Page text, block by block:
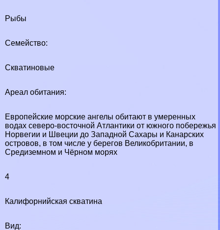
Рыбы
Семейство:
Скватиновые
Ареал обитания:
Европейские морские ангелы обитают в умеренных
водах северо-восточной Атлантики от южного побережья
Норвегии и Швеции до Западной Сахары и Канарских
островов, в том числе у берегов Великобритании, в
Средиземном и Чёрном морях
4
Калифорнийская скватина
Вид: